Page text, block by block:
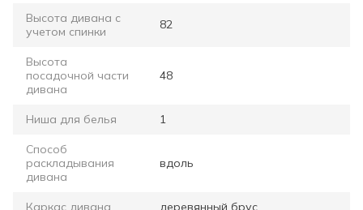
Высота дивана с
учетом спинки
82
Высота
посадочной части
дивана
48
Ниша для белья 1
Способ
раскладывания
дивана
вдоль